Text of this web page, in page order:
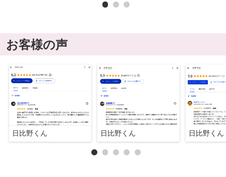
お客様の声
日比野くん 日比野くん 日比野くん